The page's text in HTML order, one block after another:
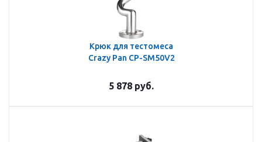
Крюк для тестомеса
Crazy Pan CP-SM50V2
5 878 руб.